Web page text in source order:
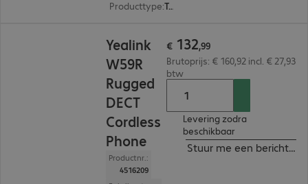
Producttype: Telefoonsysteem
Yealink
W59R
Rugged
DECT
Cordless
Phone
Productnr.:
4516209
€ 132,99
Brutoprijs: € 160,92 incl. € 27,93
btw
Levering zodra
beschikbaar
Stuur me een bericht